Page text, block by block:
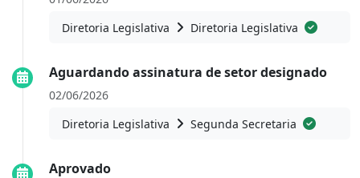
Diretoria Legislativa
Diretoria Legislativa
Aguardando assinatura de setor designado
02/06/2026
Diretoria Legislativa
Segunda Secretaria
Aprovado